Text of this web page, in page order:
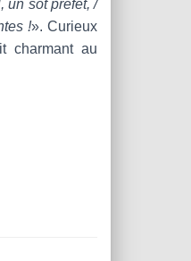
un sot préfet, /
!». Curieux
charmant au